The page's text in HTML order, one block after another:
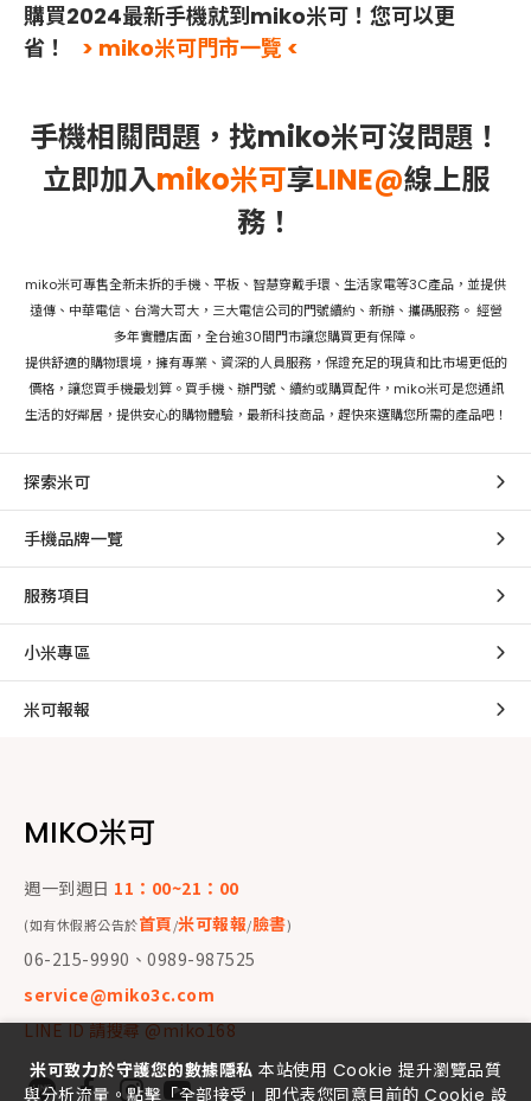
購買2024最新手機就到miko米可！您可以更
省！
> miko米可門市一覽 <
手機相關問題，找miko米可沒問題！
立即加入miko米可享LINE@線上服
務！
miko米可專售全新未拆的手機、平板、智慧穿戴手環、生活家電等3C產品，並提供
遠傳、中華電信、台灣大哥大，三大電信公司的門號續約、新辦、攜碼服務。 經營
多年實體店面，全台逾30間門市讓您購買更有保障。
提供舒適的購物環境，擁有專業、資深的人員服務，保證充足的現貨和比市場更低的
價格，讓您買手機最划算。買手機、辦門號、續約或購買配件，miko米可是您通訊
生活的好鄰居，提供安心的購物體驗，最新科技商品，趕快來選購您所需的產品吧！
探索米可
手機品牌一覽
服務項目
小米專區
米可報報
MIKO米可
週一到週日 11：00~21：00
(如有休假將公告於首頁/米可報報/臉書)
06-215-9990、0989-987525
service@miko3c.com
LINE ID 請搜尋 @miko168
米可致力於守護您的數據隱私 本站使用 Cookie 提升瀏覽品質
與分析流量。點擊「全部接受」即代表您同意目前的 Cookie 設